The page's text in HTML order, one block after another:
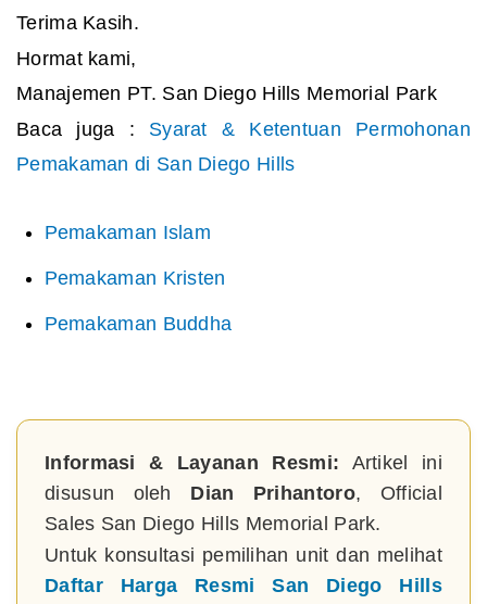
Terima Kasih.
Hormat kami,
Manajemen PT. San Diego Hills Memorial Park
Baca juga : Syarat & Ketentuan Permohonan
Pemakaman di San Diego Hills
Pemakaman Islam
Pemakaman Kristen
Pemakaman Buddha
Informasi & Layanan Resmi: Artikel ini
disusun oleh Dian Prihantoro, Official
Sales San Diego Hills Memorial Park.
Untuk konsultasi pemilihan unit dan melihat
Daftar Harga Resmi San Diego Hills